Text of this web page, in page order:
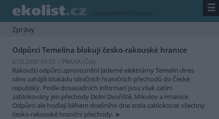
/ zpravodajství / zprávy ☰
Zprávy
Odpůrci Temelína blokují česko-rakouské hranice
6.10.2000 09:55 | PRAHA (ČIA)
Rakouští odpůrci zprovoznění Jaderné elektrárny Temelín dnes
ráno zahájili blokádu silničních hraničních přechodů do České
republiky. Podle dosavadních informací jsou však zatím
zablokovány jen přechody Dolní Dvořiště, Mikulov a Hnanice.
Odpůrci ale hodlají během dnešního dne zcela zablokovat všechny
česko-rakouské hraniční přechody.